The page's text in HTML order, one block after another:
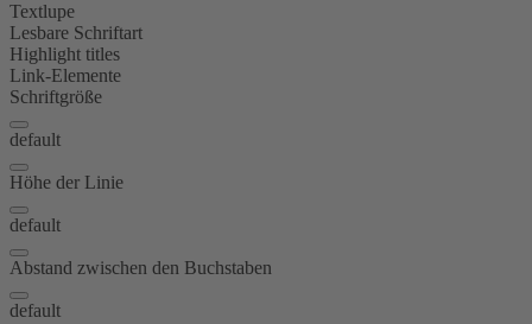
Textlupe
Lesbare Schriftart
Highlight titles
Link-Elemente
Schriftgröße
default
Höhe der Linie
default
Abstand zwischen den Buchstaben
default